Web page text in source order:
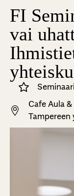
FI
vai
Seminaari
Cafe Aula
Tampereen